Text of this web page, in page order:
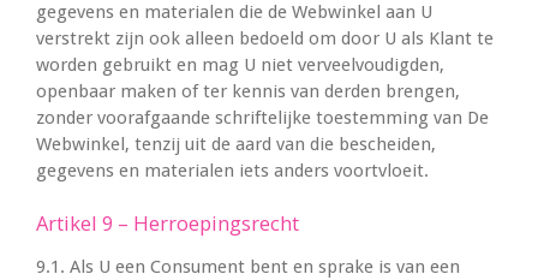
gegevens en materialen die de Webwinkel aan U
verstrekt zijn ook alleen bedoeld om door U als Klant te
worden gebruikt en mag U niet verveelvoudigden,
openbaar maken of ter kennis van derden brengen,
zonder voorafgaande schriftelijke toestemming van De
Webwinkel, tenzij uit de aard van die bescheiden,
gegevens en materialen iets anders voortvloeit.
Artikel 9 – Herroepingsrecht
9.1. Als U een Consument bent en sprake is van een